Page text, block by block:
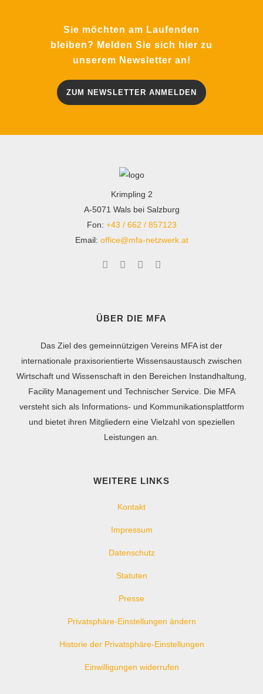
Sie möchten am Laufenden
bleiben? Melden Sie sich hier zu
unserem Newsletter an!
ZUM NEWSLETTER ANMELDEN
Krimpling 2
A-5071 Wals bei Salzburg
Fon: +43 / 662 / 857123
Email: office@mfa-netzwerk.at
ÜBER DIE MFA
Das Ziel des gemeinnützigen Vereins MFA ist der
internationale praxisorientierte Wissensaustausch zwischen
Wirtschaft und Wissenschaft in den Bereichen Instandhaltung,
Facility Management und Technischer Service. Die MFA
versteht sich als Informations- und Kommunikationsplattform
und bietet ihren Mitgliedern eine Vielzahl von speziellen
Leistungen an.
WEITERE LINKS
Kontakt
Impressum
Datenschutz
Statuten
Presse
Privatsphäre-Einstellungen ändern
Historie der Privatsphäre-Einstellungen
Einwilligungen widerrufen